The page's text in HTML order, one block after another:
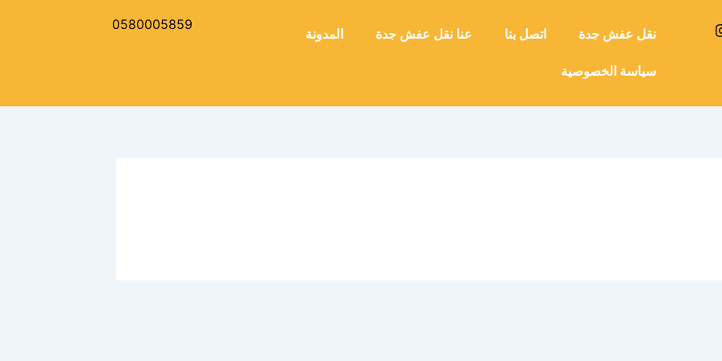
نقل عفش جدة اتصل بنا عنا نقل عفش جدة المدونة
سياسة الخصوصية
0580005859